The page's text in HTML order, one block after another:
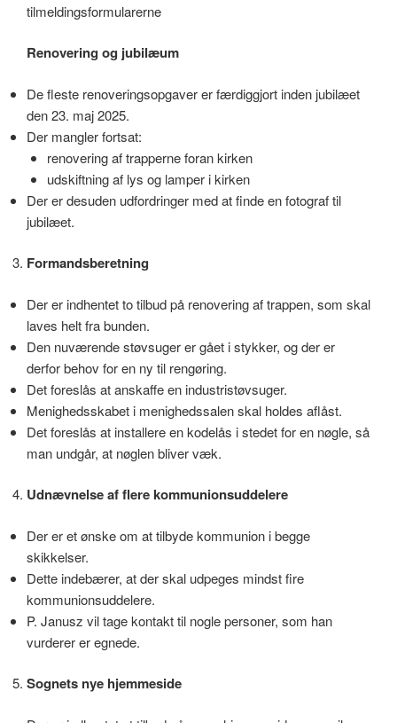
tilmeldingsformularerne
Renovering og jubilæum
De fleste renoveringsopgaver er færdiggjort inden jubilæet
den 23. maj 2025.
Der mangler fortsat:
renovering af trapperne foran kirken
udskiftning af lys og lamper i kirken
Der er desuden udfordringer med at finde en fotograf til
jubilæet.
Formandsberetning
Der er indhentet to tilbud på renovering af trappen, som skal
laves helt fra bunden.
Den nuværende støvsuger er gået i stykker, og der er
derfor behov for en ny til rengøring.
Det foreslås at anskaffe en industristøvsuger.
Menighedsskabet i menighedssalen skal holdes aflåst.
Det foreslås at installere en kodelås i stedet for en nøgle, så
man undgår, at nøglen bliver væk.
Udnævnelse af flere kommunionsuddelere
Der er et ønske om at tilbyde kommunion i begge
skikkelser.
Dette indebærer, at der skal udpeges mindst fire
kommunionsuddelere.
P. Janusz vil tage kontakt til nogle personer, som han
vurderer er egnede.
Sognets nye hjemmeside